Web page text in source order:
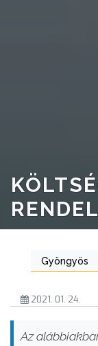
Gyöngyös
2021. 01. 24.
Az